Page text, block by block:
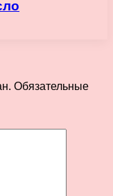
Обязательные